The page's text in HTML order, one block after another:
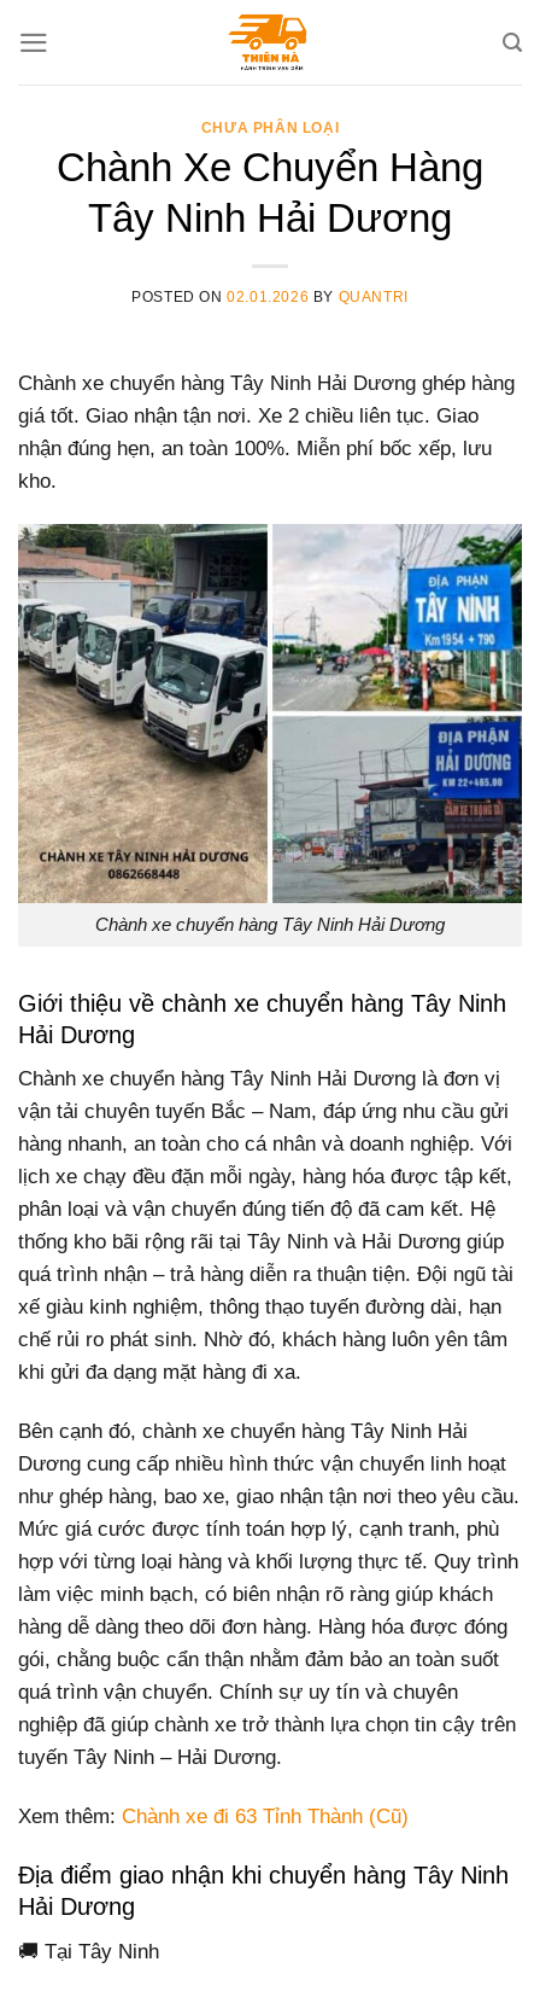
CHƯA PHÂN LOẠI
Chành Xe Chuyển Hàng
Tây Ninh Hải Dương
POSTED ON02.01.2026 BY QUANTRI
Chành xe chuyển hàng Tây Ninh Hải Dương ghép hàng
giá tốt. Giao nhận tận nơi. Xe 2 chiều liên tục. Giao
nhận đúng hẹn, an toàn 100%. Miễn phí bốc xếp, lưu
kho.
Chành xe chuyển hàng Tây Ninh Hải Dương
Giới thiệu về chành xe chuyển hàng Tây Ninh
Hải Dương
Chành xe chuyển hàng Tây Ninh Hải Dương là đơn vị
vận tải chuyên tuyến Bắc – Nam, đáp ứng nhu cầu gửi
hàng nhanh, an toàn cho cá nhân và doanh nghiệp. Với
lịch xe chạy đều đặn mỗi ngày, hàng hóa được tập kết,
phân loại và vận chuyển đúng tiến độ đã cam kết. Hệ
thống kho bãi rộng rãi tại Tây Ninh và Hải Dương giúp
quá trình nhận – trả hàng diễn ra thuận tiện. Đội ngũ tài
xế giàu kinh nghiệm, thông thạo tuyến đường dài, hạn
chế rủi ro phát sinh. Nhờ đó, khách hàng luôn yên tâm
khi gửi đa dạng mặt hàng đi xa.
Bên cạnh đó, chành xe chuyển hàng Tây Ninh Hải
Dương cung cấp nhiều hình thức vận chuyển linh hoạt
như ghép hàng, bao xe, giao nhận tận nơi theo yêu cầu.
Mức giá cước được tính toán hợp lý, cạnh tranh, phù
hợp với từng loại hàng và khối lượng thực tế. Quy trình
làm việc minh bạch, có biên nhận rõ ràng giúp khách
hàng dễ dàng theo dõi đơn hàng. Hàng hóa được đóng
gói, chằng buộc cẩn thận nhằm đảm bảo an toàn suốt
quá trình vận chuyển. Chính sự uy tín và chuyên
nghiệp đã giúp chành xe trở thành lựa chọn tin cậy trên
tuyến Tây Ninh – Hải Dương.
Xem thêm: Chành xe đi 63 Tỉnh Thành (Cũ)
Địa điểm giao nhận khi chuyển hàng Tây Ninh
Hải Dương
🚚 Tại Tây Ninh